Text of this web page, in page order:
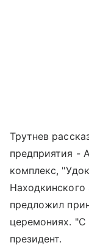
Трутнев
предприятия -
комплекс,
предложил
церемониях. "С
президент.